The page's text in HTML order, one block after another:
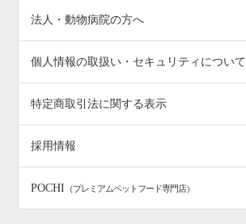
法人・動物病院の方へ
個人情報の取扱い・セキュリティについて
特定商取引法に関する表示
採用情報
POCHI （プレミアムペットフード専門店）